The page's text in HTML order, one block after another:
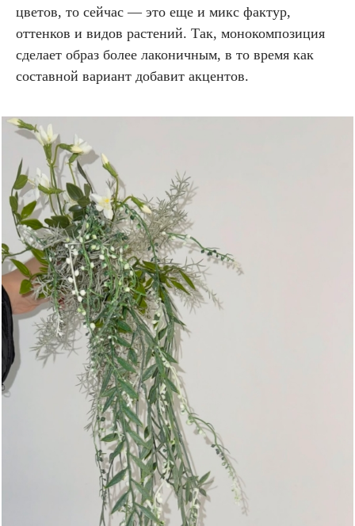
цветов, то сейчас — это еще и микс фактур,
оттенков и видов растений. Так, монокомпозиция
сделает образ более лаконичным, в то время как
составной вариант добавит акцентов.